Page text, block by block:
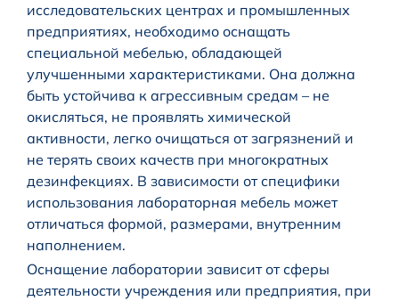
исследовательских центрах и промышленных
предприятиях, необходимо оснащать
специальной мебелью, обладающей
улучшенными характеристиками. Она должна
быть устойчива к агрессивным средам – не
окисляться, не проявлять химической
активности, легко очищаться от загрязнений и
не терять своих качеств при многократных
дезинфекциях. В зависимости от специфики
использования лабораторная мебель может
отличаться формой, размерами, внутренним
наполнением.
Оснащение лаборатории зависит от сферы
деятельности учреждения или предприятия, при